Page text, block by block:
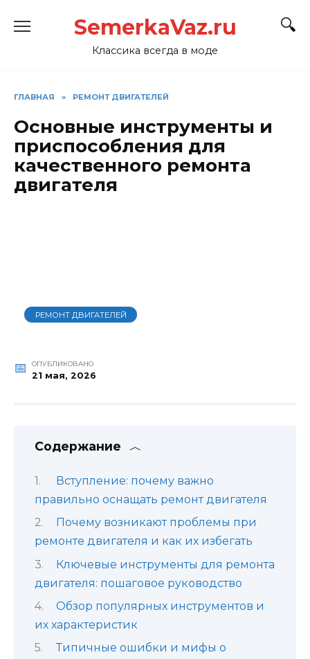
SemerkaVaz.ru
Классика всегда в моде
ГЛАВНАЯ » РЕМОНТ ДВИГАТЕЛЕЙ
Основные инструменты и
приспособления для
качественного ремонта
двигателя
РЕМОНТ ДВИГАТЕЛЕЙ
ОПУБЛИКОВАНО
21 мая, 2026
Содержание
Вступление: почему важно
правильно оснащать ремонт двигателя
Почему возникают проблемы при
ремонте двигателя и как их избегать
Ключевые инструменты для ремонта
двигателя: пошаговое руководство
Обзор популярных инструментов и
их характеристик
Типичные ошибки и мифы о